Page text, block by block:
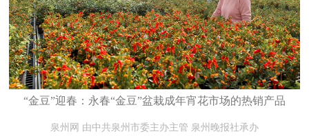
“金豆”迎春：永春“金豆”盆栽成年宵花市场的热销产品
泉州网 由中共泉州市委主办主管 泉州晚报社承办